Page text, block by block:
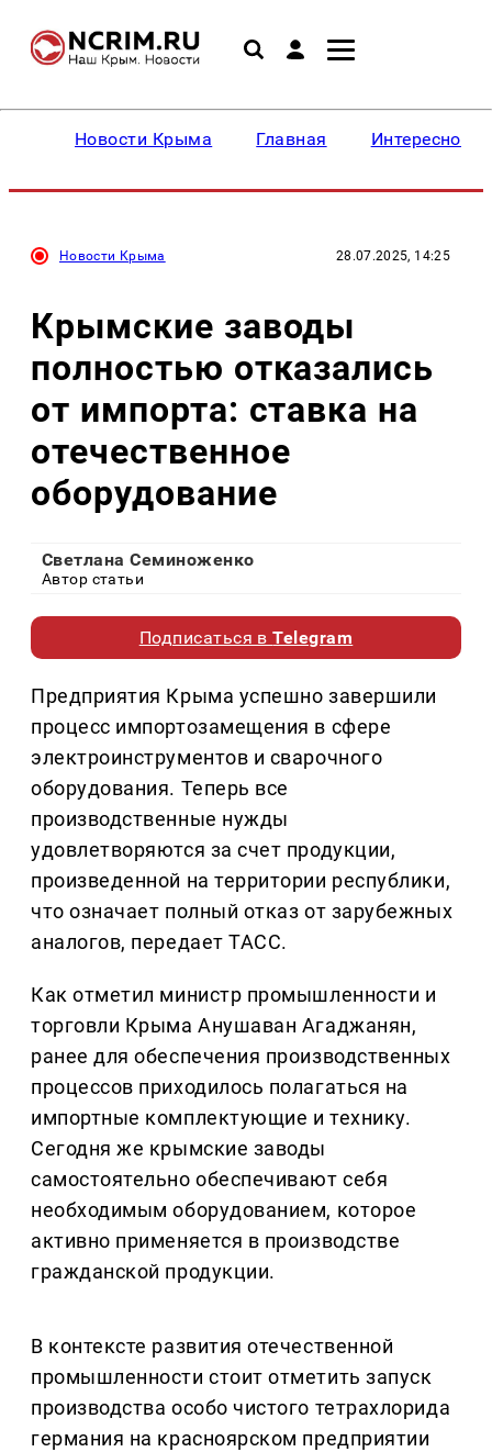
Новости Крыма Главная Интересное
Новости Крыма 28.07.2025, 14:25
Крымские заводы
полностью отказались
от импорта: ставка на
отечественное
оборудование
Светлана Семиноженко
Автор статьи
Подписаться вTelegram
Предприятия Крыма успешно завершили
процесс импортозамещения в сфере
электроинструментов и сварочного
оборудования. Теперь все
производственные нужды
удовлетворяются за счет продукции,
произведенной на территории республики,
что означает полный отказ от зарубежных
аналогов, передает ТАСС.
Как отметил министр промышленности и
торговли Крыма Анушаван Агаджанян,
ранее для обеспечения производственных
процессов приходилось полагаться на
импортные комплектующие и технику.
Сегодня же крымские заводы
самостоятельно обеспечивают себя
необходимым оборудованием, которое
активно применяется в производстве
гражданской продукции.
В контексте развития отечественной
промышленности стоит отметить запуск
производства особо чистого тетрахлорида
германия на красноярском предприятии